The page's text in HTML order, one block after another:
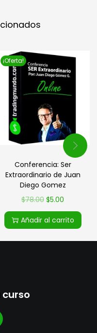
¡Oferta!
Conferencia: Ser
Extraordinario de Juan
Diego Gomez
$78.00 $5.00
Añadir al carrito